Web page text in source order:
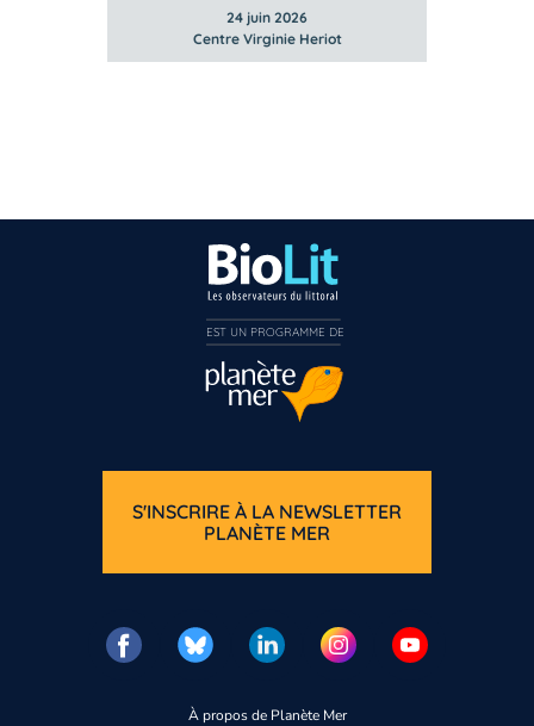
24 juin 2026
Centre Virginie Heriot
À propos de Planète Mer
S'INSCRIRE À LA NEWSLETTER
PLANÈTE MER
Vous n’êtes pas
Inscrivez-vous